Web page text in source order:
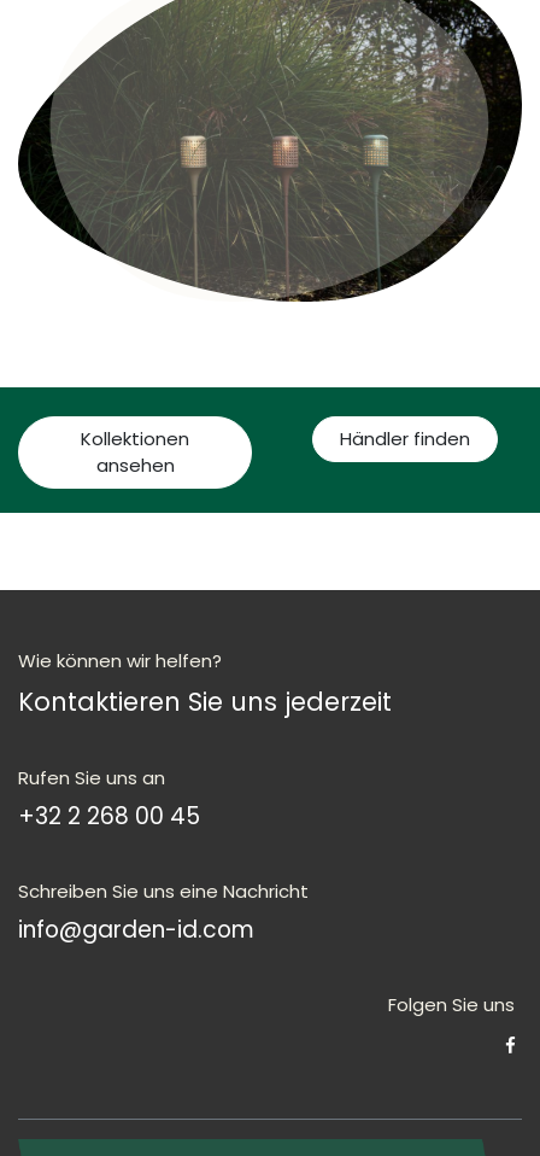
Kollektionen
ansehen
Händler finden
Wie können wir helfen?
Kontaktieren Sie uns jederzeit
Rufen Sie uns an
+32 2 268 00 45
Schreiben Sie uns eine Nachricht
info@garden-id.com
Folgen Sie uns